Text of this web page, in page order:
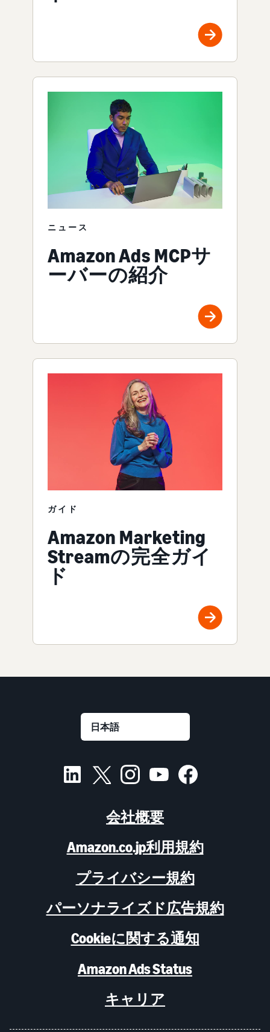
ニュース
Amazon Ads MCPサ
ーバーの紹介
ガイド
Amazon Marketing
Streamの完全ガイ
ド
会社概要
Amazon.co.jp利用規約
プライバシー規約
パーソナライズド広告規約
Cookieに関する通知
Amazon Ads Status
キャリア